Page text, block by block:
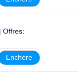
Offres:
Enchère